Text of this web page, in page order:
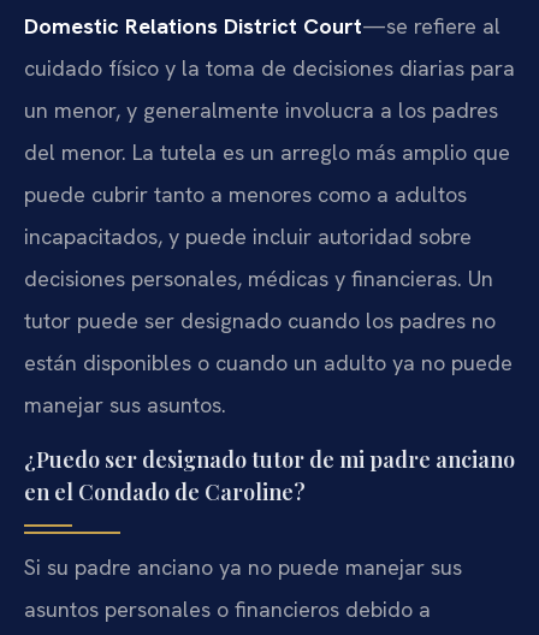
Domestic Relations District Court—se refiere al
cuidado físico y la toma de decisiones diarias para
un menor, y generalmente involucra a los padres
del menor. La tutela es un arreglo más amplio que
puede cubrir tanto a menores como a adultos
incapacitados, y puede incluir autoridad sobre
decisiones personales, médicas y financieras. Un
tutor puede ser designado cuando los padres no
están disponibles o cuando un adulto ya no puede
manejar sus asuntos.
¿Puedo ser designado tutor de mi padre anciano
en el Condado de Caroline?
Si su padre anciano ya no puede manejar sus
asuntos personales o financieros debido a